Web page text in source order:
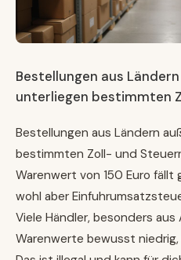
Bestellungen aus
unterliegen bestimmten
Bestellungen aus Ländern
bestimmten Zoll- und
Warenwert von 150 Euro
wohl aber
Viele Händler, besonders aus
Warenwerte bewusst